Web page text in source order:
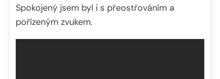
Spokojený jsem byl i s přeostřováním a
pořízeným zvukem.